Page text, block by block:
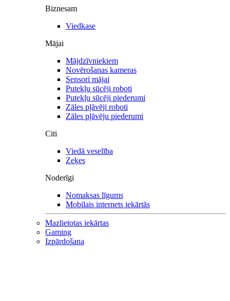
Biznesam
Viedkase
Mājai
Mājdzīvniekiem
Novērošanas kameras
Sensori mājai
Putekļu sūcēji roboti
Putekļu sūcēji piederumi
Zāles pļāvēji roboti
Zāles pļāvēju piederumi
Citi
Viedā veselība
Zeķes
Noderīgi
Nomaksas līgums
Mobilais internets iekārtās
Mazlietotas iekārtas
Gaming
Izpārdošana